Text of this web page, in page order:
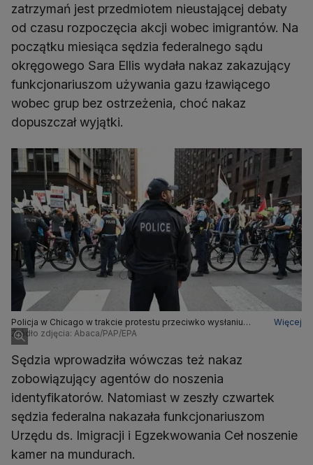
zatrzymań jest przedmiotem nieustającej debaty
od czasu rozpoczęcia akcji wobec imigrantów. Na
początku miesiąca sędzia federalnego sądu
okręgowego Sara Ellis wydała nakaz zakazujący
funkcjonariuszom używania gazu łzawiącego
wobec grup bez ostrzeżenia, choć nakaz
dopuszczał wyjątki.
Policja w Chicago w trakcie protestu przeciwko wysłaniu
Gwardii Narodowej do miasta
Więcej
Źródło zdjęcia: Abaca/PAP/EPA
Sędzia wprowadziła wówczas też nakaz
zobowiązujący agentów do noszenia
identyfikatorów. Natomiast w zeszły czwartek
sędzia federalna nakazała funkcjonariuszom
Urzędu ds. Imigracji i Egzekwowania Ceł noszenie
kamer na mundurach.